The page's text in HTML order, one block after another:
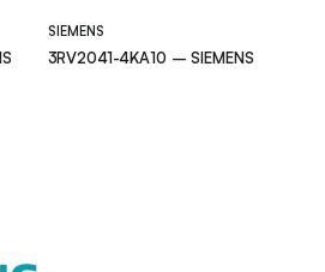
SIEMENS
3RV2041-4KA10 – SIEMENS